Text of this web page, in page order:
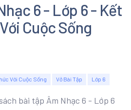
6 - Lớp 6 - Kết
Cuộc Sống
Với Cuộc Sống Vở Bài Tập Lớp 6
bài tập Âm Nhạc 6 - Lớp 6